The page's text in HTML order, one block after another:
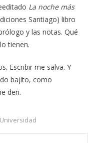
La noche más
Santiago) libro
y las notas. Qué
tienen.
Escribir me salva. Y
bajito, como
den.
Universidad